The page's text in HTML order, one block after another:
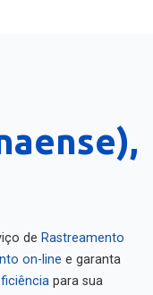
de Rastreamento
on-line e garanta
para sua